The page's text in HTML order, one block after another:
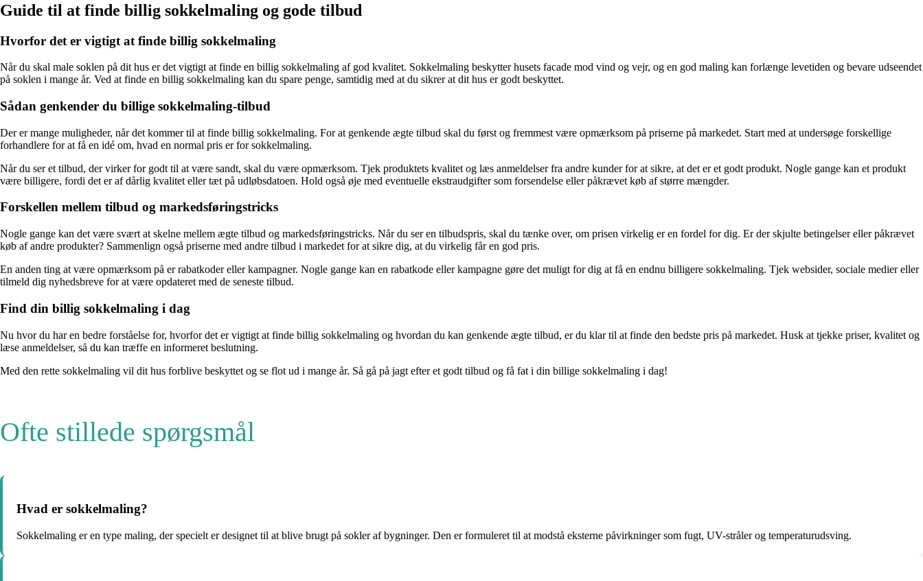
Guide til at finde billig sokkelmaling og gode tilbud
Hvorfor det er vigtigt at finde billig sokkelmaling
Når du skal male soklen på dit hus er det vigtigt at finde en billig sokkelmaling af god kvalitet. Sokkelmaling beskytter husets facade mod vind og vejr, og en god maling kan forlænge levetiden og bevare udseendet
på soklen i mange år. Ved at finde en billig sokkelmaling kan du spare penge, samtidig med at du sikrer at dit hus er godt beskyttet.
Sådan genkender du billige sokkelmaling-tilbud
Der er mange muligheder, når det kommer til at finde billig sokkelmaling. For at genkende ægte tilbud skal du først og fremmest være opmærksom på priserne på markedet. Start med at undersøge forskellige
forhandlere for at få en idé om, hvad en normal pris er for sokkelmaling.
Når du ser et tilbud, der virker for godt til at være sandt, skal du være opmærksom. Tjek produktets kvalitet og læs anmeldelser fra andre kunder for at sikre, at det er et godt produkt. Nogle gange kan et produkt
være billigere, fordi det er af dårlig kvalitet eller tæt på udløbsdatoen. Hold også øje med eventuelle ekstraudgifter som forsendelse eller påkrævet køb af større mængder.
Forskellen mellem tilbud og markedsføringstricks
Nogle gange kan det være svært at skelne mellem ægte tilbud og markedsføringstricks. Når du ser en tilbudspris, skal du tænke over, om prisen virkelig er en fordel for dig. Er der skjulte betingelser eller påkrævet
køb af andre produkter? Sammenlign også priserne med andre tilbud i markedet for at sikre dig, at du virkelig får en god pris.
En anden ting at være opmærksom på er rabatkoder eller kampagner. Nogle gange kan en rabatkode eller kampagne gøre det muligt for dig at få en endnu billigere sokkelmaling. Tjek websider, sociale medier eller
tilmeld dig nyhedsbreve for at være opdateret med de seneste tilbud.
Find din billig sokkelmaling i dag
Nu hvor du har en bedre forståelse for, hvorfor det er vigtigt at finde billig sokkelmaling og hvordan du kan genkende ægte tilbud, er du klar til at finde den bedste pris på markedet. Husk at tjekke priser, kvalitet og
læse anmeldelser, så du kan træffe en informeret beslutning.
Med den rette sokkelmaling vil dit hus forblive beskyttet og se flot ud i mange år. Så gå på jagt efter et godt tilbud og få fat i din billige sokkelmaling i dag!
Ofte stillede spørgsmål
Hvad er sokkelmaling?
Sokkelmaling er en type maling, der specielt er designet til at blive brugt på sokler af bygninger. Den er formuleret til at modstå eksterne påvirkninger som fugt, UV-stråler og temperaturudsving.